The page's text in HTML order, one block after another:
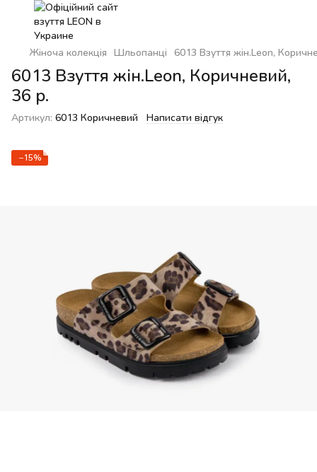
Жіноча колекція Шльопанці 6013 Взуття жін.Leon,
6013 Взуття жін.Leon, Коричневий,
36 р.
Артикул: 6013 Коричневий Написати відгук
−15%